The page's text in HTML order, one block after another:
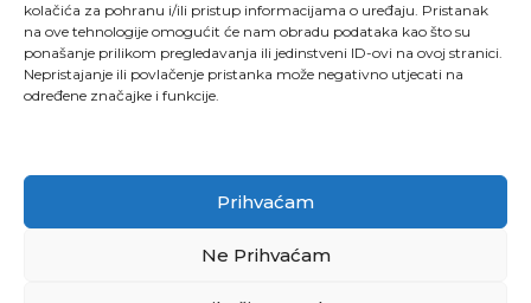
kolačića za pohranu i/ili pristup informacijama o uređaju. Pristanak
na ove tehnologije omogućit će nam obradu podataka kao što su
ponašanje prilikom pregledavanja ili jedinstveni ID-ovi na ovoj stranici.
Nepristajanje ili povlačenje pristanka može negativno utjecati na
određene značajke i funkcije.
Prihvaćam
Ne Prihvaćam
Adresa (Sjedište)